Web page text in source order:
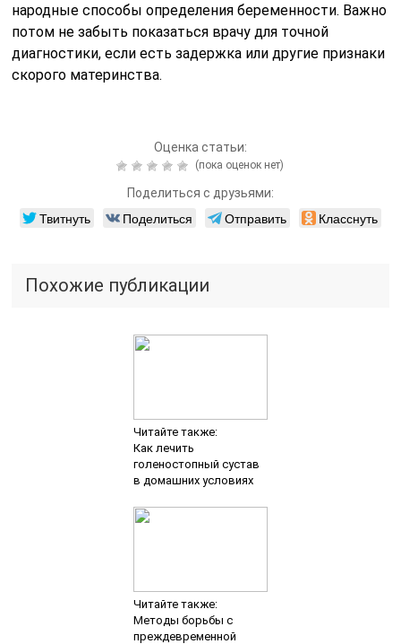
народные способы определения беременности. Важно
потом не забыть показаться врачу для точной
диагностики, если есть задержка или другие признаки
скорого материнства.
Оценка статьи:
(пока оценок нет)
Поделиться с друзьями:
Твитнуть Поделиться Отправить Класснуть
Похожие публикации
Читайте также:
Как лечить
голеностопный сустав
в домашних условиях
Читайте также:
Методы борьбы с
преждевременной